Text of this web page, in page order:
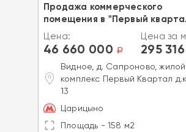
Продажа коммерческого
помещения в "Первый
Цена:
46 660 000 a
Цена за
295 316
Видное, д. Сапроново, жилой
комплекс Первый Квартал
13
Царицыно
Площадь - 158 м2